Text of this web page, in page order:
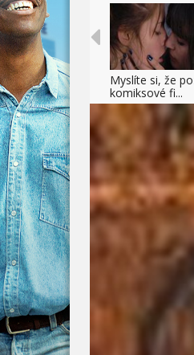
Myslíte si, že
komiksové fi...